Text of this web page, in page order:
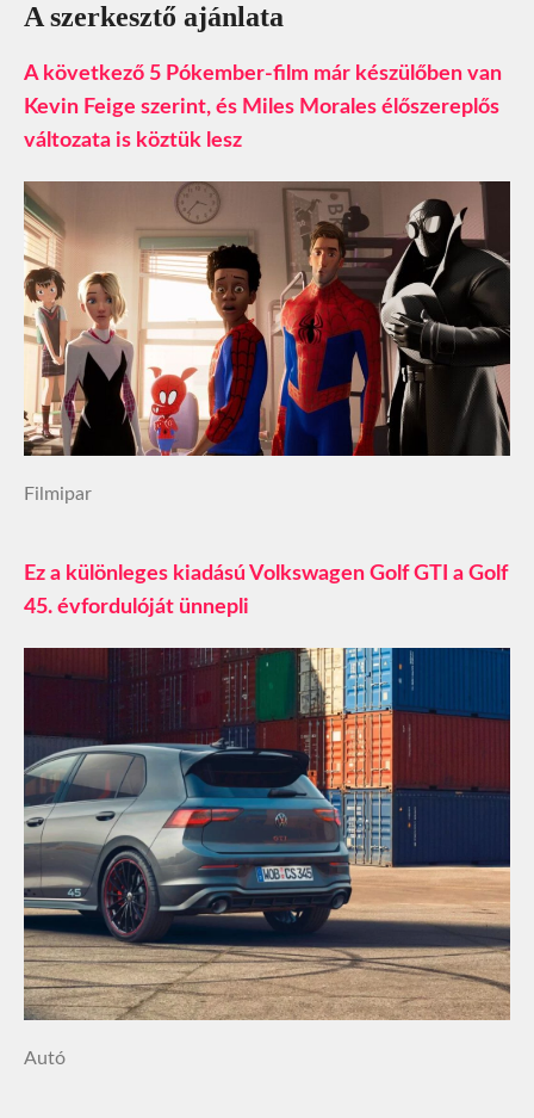
A szerkesztő ajánlata
A következő 5 Pókember-film már készülőben van
Kevin Feige szerint, és Miles Morales élőszereplős
változata is köztük lesz
Filmipar
Ez a különleges kiadású Volkswagen Golf GTI a Golf
45. évfordulóját ünnepli
Autó